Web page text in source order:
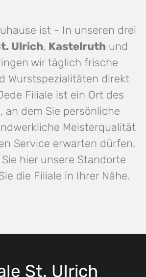
ist - In unseren drei
Ulrich, Kastelruth und
wir täglich frische
Wurstspezialitäten direkt
Filiale ist ein Ort des
an dem Sie persönliche
Meisterqualität
Service erwarten dürfen.
hier unsere Standorte
die Filiale in Ihrer Nähe.
St. Ulrich